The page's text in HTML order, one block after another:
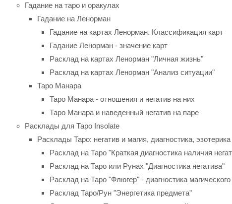
Гадание на таро и оракулах
Гадание на Ленорман
Гадание на картах Ленорман. Классификация карт
Гадание Ленорман - значение карт
Расклад на картах Ленорман "Личная жизнь"
Расклад на картах Ленорман "Анализ ситуации"
Таро Манара
Таро Манара - отношения и негатив на них
Таро Манара и наведенный негатив на паре
Расклады для Таро Insolate
Расклады Таро: негатив и магия, диагностика, эзотерика
Расклад на Таро "Краткая диагностика наличия
Расклад на Таро или Рунах "Диагностика негатива"
Расклад на Таро "Флюгер" - диагностика магического
Расклад Таро/Рун "Энергетика предмета"